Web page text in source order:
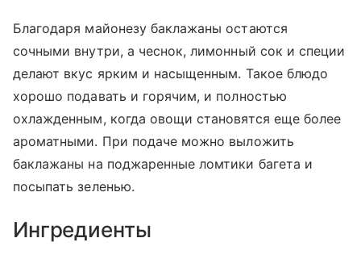
Благодаря майонезу баклажаны остаются
сочными внутри, а чеснок, лимонный сок и специи
делают вкус ярким и насыщенным. Такое блюдо
хорошо подавать и горячим, и полностью
охлажденным, когда овощи становятся еще более
ароматными. При подаче можно выложить
баклажаны на поджаренные ломтики багета и
посыпать зеленью.
Ингредиенты